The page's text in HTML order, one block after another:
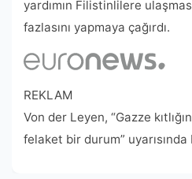
yardımın Filistinlilere
fazlasını yapmaya çağırdı.
REKLAM
Von der Leyen, “Gazze
felaket bir durum” uyarısında